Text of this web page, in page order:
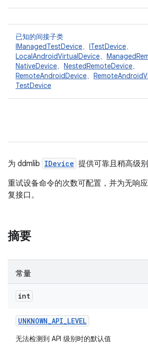
已知的间接子类
IManagedTestDevice、 ITestDevice、
LocalAndroidVirtualDevice、
NativeDevice、 NestedRemoteDevice、
RemoteAndroidDevice、
TestDevice
为 ddmlib IDevice 提供可靠且稍高级别
重试设备命令的次数可配置，并为无响
复接口。
摘要
常量
int
UNKNOWN_API_LEVEL
无法检测到 API 级别时的默认值